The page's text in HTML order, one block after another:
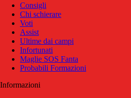
Consigli
Chi schierare
Voti
Assist
Ultime dai campi
Infortunati
Maglie SOS Fanta
Probabili Formazioni
Informazioni